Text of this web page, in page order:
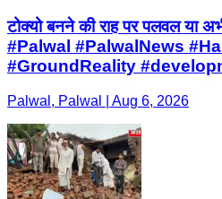
टोक्यो बनने की राह पर पलवल या
#Palwal #PalwalNews
#GroundReality
Palwal, Palwal | Aug 6, 2026